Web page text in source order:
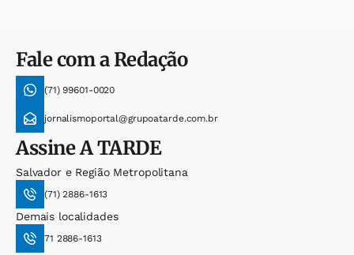
Fale com a Redação
(71) 99601-0020
jornalismoportal@grupoatarde.com.br
AssineA TARDE
Salvador e Região Metropolitana
(71) 2886-1613
Demais localidades
71 2886-1613